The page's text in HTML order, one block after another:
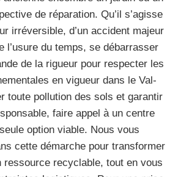
de réparation. Qu’il s’agisse
irréversible, d’un accident majeur
l’usure du temps, se débarrasser
de la rigueur pour respecter les
en vigueur dans le Val-
toute pollution des sols et garantir
faire appel à un centre
option viable. Nous vous
cette démarche pour transformer
ressource recyclable, tout en vous